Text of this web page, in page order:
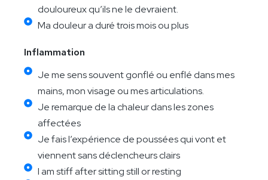
douloureux qu’ils ne le devraient.
Ma douleur a duré trois mois ou plus
Inflammation
Je me sens souvent gonflé ou enflé dans mes
mains, mon visage ou mes articulations.
Je remarque de la chaleur dans les zones
affectées
Je fais l’expérience de poussées qui vont et
viennent sans déclencheurs clairs
I am stiff after sitting still or resting